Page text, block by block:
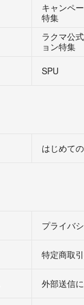
キャンペ
特集
ラクマ公
ョン特集
SPU
はじめて
プライバ
特定商取
外部送信